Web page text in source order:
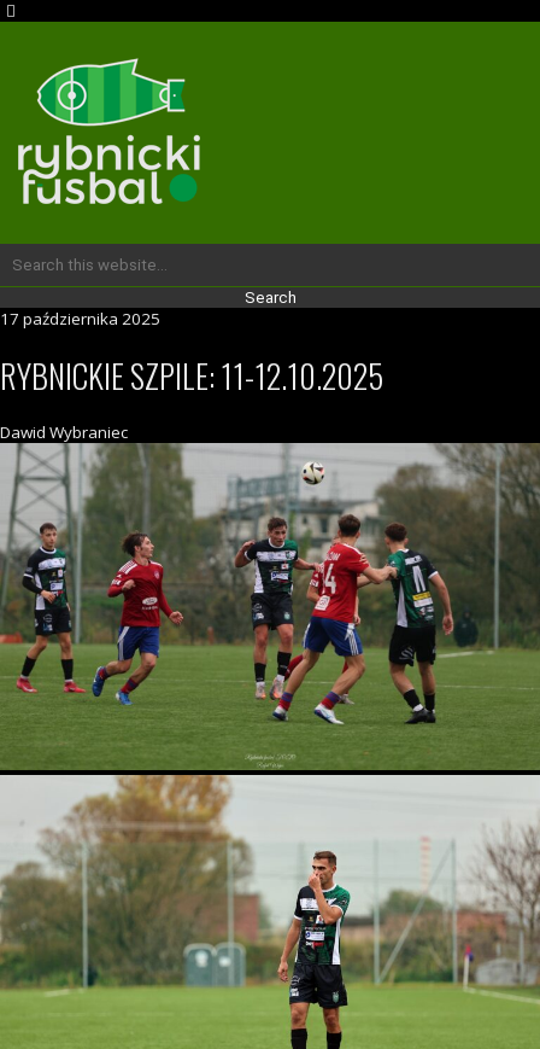
17 października 2025
RYBNICKIE SZPILE: 11-12.10.2025
Dawid Wybraniec